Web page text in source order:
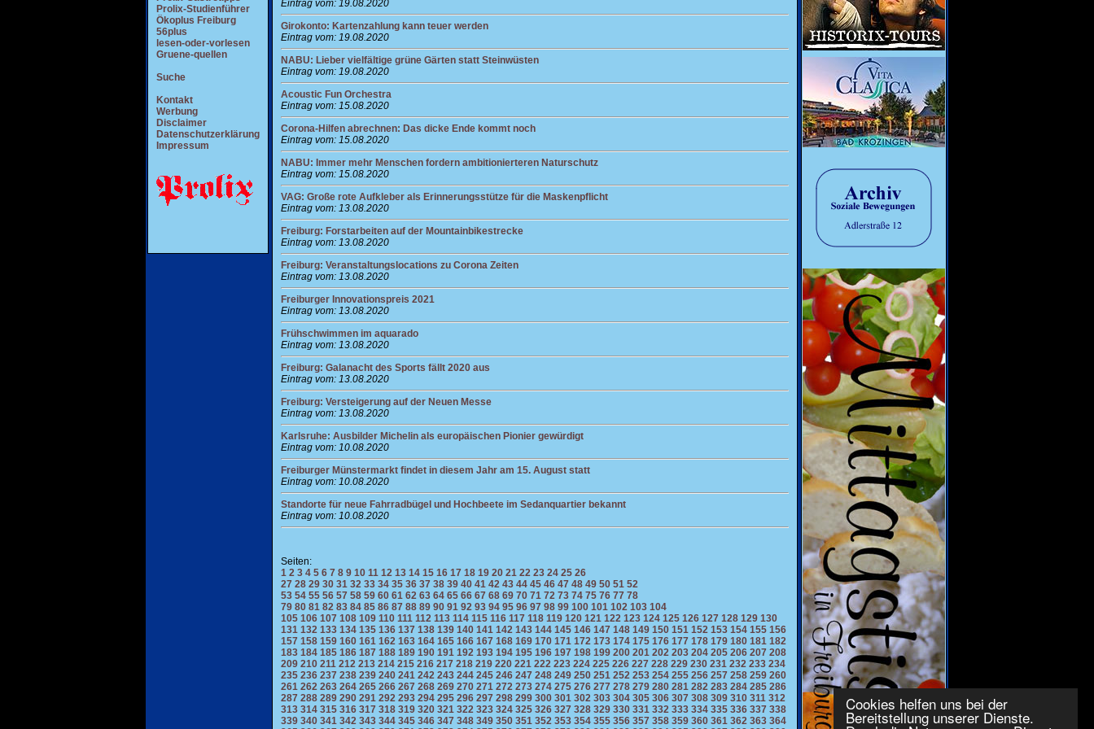
Cookies helfen uns bei der
Bereitstellung unserer Dienste.
Prolix-Studienführer
Ökoplus Freiburg
56plus
lesen-oder-vorlesen
Gruene-quellen
Suche
Kontakt
Werbung
Disclaimer
Datenschutzerklärung
Impressum
Eintrag vom: 19.08.2020
Girokonto: Kartenzahlung kann teuer werden
Eintrag vom: 19.08.2020
NABU: Lieber vielfältige grüne Gärten statt Steinwüsten
Eintrag vom: 19.08.2020
Acoustic Fun Orchestra
Eintrag vom: 15.08.2020
Corona-Hilfen abrechnen: Das dicke Ende kommt noch
Eintrag vom: 15.08.2020
NABU: Immer mehr Menschen fordern ambitionierteren Naturschutz
Eintrag vom: 15.08.2020
VAG: Große rote Aufkleber als Erinnerungsstütze für die Maskenpflicht
Eintrag vom: 13.08.2020
Freiburg: Forstarbeiten auf der Mountainbikestrecke
Eintrag vom: 13.08.2020
Freiburg: Veranstaltungslocations zu Corona Zeiten
Eintrag vom: 13.08.2020
Freiburger Innovationspreis 2021
Eintrag vom: 13.08.2020
Frühschwimmen im aquarado
Eintrag vom: 13.08.2020
Freiburg: Galanacht des Sports fällt 2020 aus
Eintrag vom: 13.08.2020
Freiburg: Versteigerung auf der Neuen Messe
Eintrag vom: 13.08.2020
Karlsruhe: Ausbilder Michelin als europäischen Pionier gewürdigt
Eintrag vom: 10.08.2020
Freiburger Münstermarkt findet in diesem Jahr am 15. August statt
Eintrag vom: 10.08.2020
Standorte für neue Fahrradbügel und Hochbeete im Sedanquartier bekannt
Eintrag vom: 10.08.2020
Seiten:
1 2 3 4 5 6 7 8 9 10 11 12 13 14 15 16 17 18 19 20 21 22 23 24 25 26
27 28 29 30 31 32 33 34 35 36 37 38 39 40 41 42 43 44 45 46 47 48 49 50 51 52
53 54 55 56 57 58 59 60 61 62 63 64 65 66 67 68 69 70 71 72 73 74 75 76 77 78
79 80 81 82 83 84 85 86 87 88 89 90 91 92 93 94 95 96 97 98 99 100 101 102 103 104
105 106 107 108 109 110 111 112 113 114 115 116 117 118 119 120 121 122 123 124 125 126 127 128 129 130
131 132 133 134 135 136 137 138 139 140 141 142 143 144 145 146 147 148 149 150 151 152 153 154 155 156
157 158 159 160 161 162 163 164 165 166 167 168 169 170 171 172 173 174 175 176 177 178 179 180 181 182
183 184 185 186 187 188 189 190 191 192 193 194 195 196 197 198 199 200 201 202 203 204 205 206 207 208
209 210 211 212 213 214 215 216 217 218 219 220 221 222 223 224 225 226 227 228 229 230 231 232 233 234
235 236 237 238 239 240 241 242 243 244 245 246 247 248 249 250 251 252 253 254 255 256 257 258 259 260
261 262 263 264 265 266 267 268 269 270 271 272 273 274 275 276 277 278 279 280 281 282 283 284 285 286
287 288 289 290 291 292 293 294 295 296 297 298 299 300 301 302 303 304 305 306 307 308 309 310 311 312
313 314 315 316 317 318 319 320 321 322 323 324 325 326 327 328 329 330 331 332 333 334 335 336 337 338
339 340 341 342 343 344 345 346 347 348 349 350 351 352 353 354 355 356 357 358 359 360 361 362 363 364